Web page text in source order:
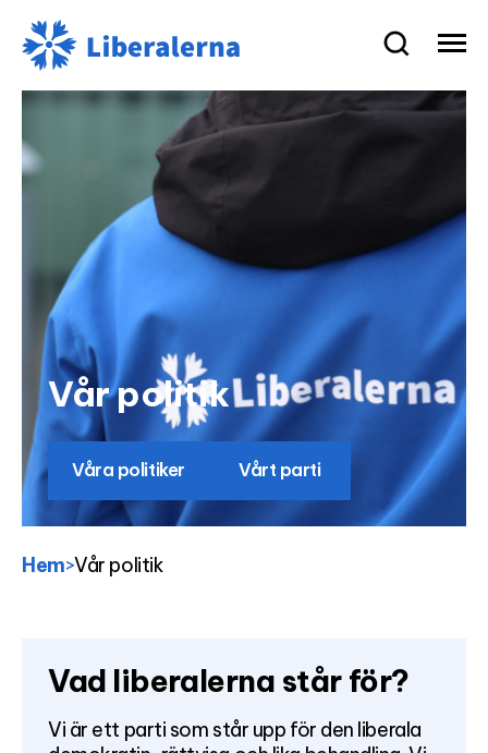
Liberalerna
på
Vår politik
Våra politiker Vårt parti
Hem>Vår politik
Vad liberalerna står för?
Vi är ett parti som står upp för den liberala